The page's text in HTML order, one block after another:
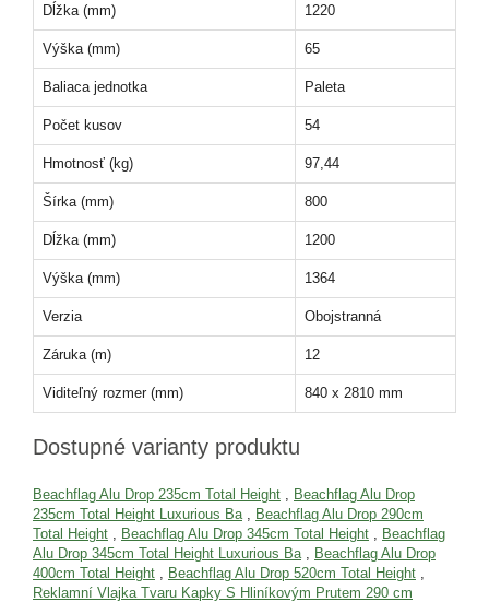
Dĺžka (mm) 1220
Výška (mm) 65
Baliaca jednotka Paleta
Počet kusov 54
Hmotnosť (kg) 97,44
Šírka (mm) 800
Dĺžka (mm) 1200
Výška (mm) 1364
Verzia Obojstranná
Záruka (m) 12
Viditeľný rozmer (mm) 840 x 2810 mm
Dostupné varianty produktu
Beachflag Alu Drop 235cm Total Height
Beachflag Alu Drop
235cm Total Height Luxurious Ba
Beachflag Alu Drop 290cm
Total Height
Beachflag Alu Drop 345cm Total Height
Beachflag
Alu Drop 345cm Total Height Luxurious Ba
Beachflag Alu Drop
400cm Total Height
Beachflag Alu Drop 520cm Total Height
Reklamní Vlajka Tvaru Kapky S Hliníkovým Prutem 290 cm